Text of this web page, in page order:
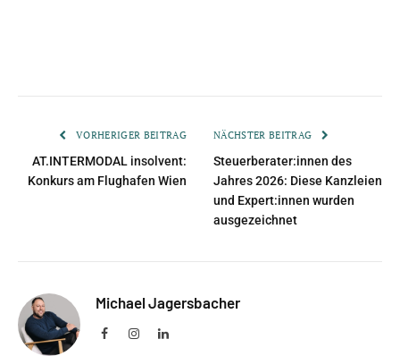
VORHERIGER BEITRAG
AT.INTERMODAL insolvent:
Konkurs am Flughafen Wien
NÄCHSTER BEITRAG
Steuerberater:innen des
Jahres 2026: Diese Kanzleien
und Expert:innen wurden
ausgezeichnet
Michael Jagersbacher
FacebookInstagramLinkedIn